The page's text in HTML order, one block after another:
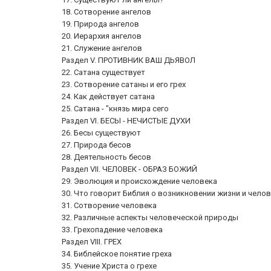
18. Сотворение ангелов
19. Природа ангелов
20. Иерархия ангелов
21. Служение ангелов
Раздел V. ПРОТИВНИК ВАШ ДЬЯВОЛ
22. Сатана существует
23. Сотворение сатаны и его грех
24. Как действует сатана
25. Сатана - "князь мира сего
Раздел VI. БЕСЫ - НЕЧИСТЫЕ ДУХИ
26. Бесы существуют
27. Природа бесов
28. Деятельность бесов
Раздел VII. ЧЕЛОВЕК - ОБРАЗ БОЖИЙ
29. Эволюция и происхождение человека
30. Что говорит Библия о возникновении жизни и
31. Сотворение человека
32. Различные аспекты человеческой природы
33. Грехопадение человека
Раздел VIII. ГРЕХ
34. Библейское понятие греха
35. Учение Христа о грехе